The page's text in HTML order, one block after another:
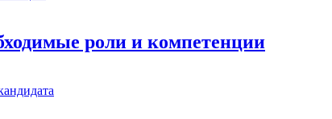
роли и компетенции